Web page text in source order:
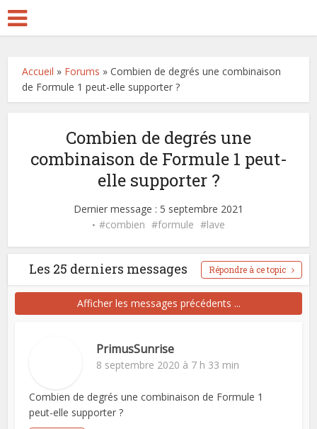
Accueil » Forums »Combien de degrés une combinaison
de Formule 1 peut-elle supporter ?
Combien de degrés une
combinaison de Formule 1 peut-
elle supporter ?
Dernier message : 5 septembre 2021
combien
formule lave
Les 25 derniers messages Répondre à ce topic
Afficher les messages précédents ...
PrimusSunrise
8 septembre 2020 à 7 h 33 min
Combien de degrés une combinaison de Formule 1
peut-elle supporter ?